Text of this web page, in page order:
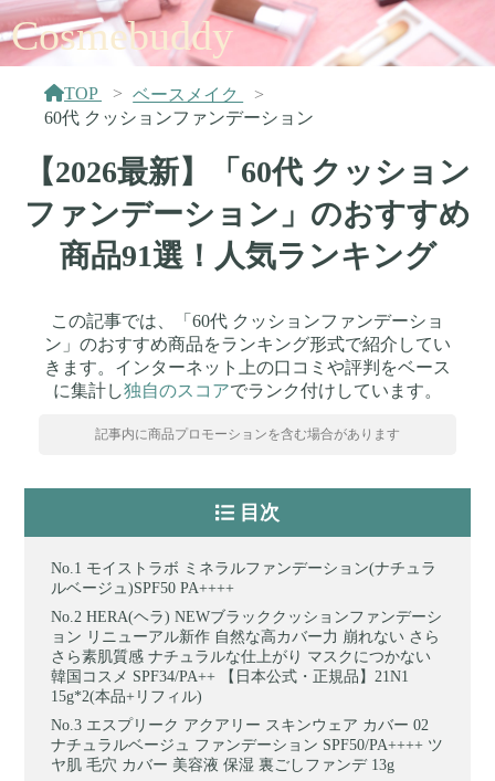
Cosmebuddy
TOP
ベースメイク
60代 クッションファンデーション
【2026最新】「60代 クッション
ファンデーション」のおすすめ
商品91選！人気ランキング
この記事では、「60代 クッションファンデーショ
ン」のおすすめ商品をランキング形式で紹介してい
きます。インターネット上の口コミや評判をベース
に集計し独自のスコアでランク付けしています。
記事内に商品プロモーションを含む場合があります
目次
モイストラボ ミネラルファンデーション(ナチュラ
ルベージュ)SPF50 PA++++
HERA(ヘラ) NEWブラッククッションファンデーシ
ョン リニューアル新作 自然な高カバー力 崩れない さら
さら素肌質感 ナチュラルな仕上がり マスクにつかない
韓国コスメ SPF34/PA++ 【日本公式・正規品】21N1
15g*2(本品+リフィル)
エスプリーク アクアリー スキンウェア カバー 02
ナチュラルベージュ ファンデーション SPF50/PA++++ ツ
ヤ肌 毛穴 カバー 美容液 保湿 裏ごしファンデ 13g